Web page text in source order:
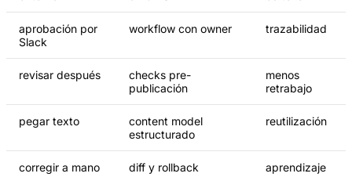
aprobación por
Slack
workflow con owner trazabilidad
revisar después
checks pre-
publicación
menos
retrabajo
pegar texto
content model
estructurado
reutilización
corregir a mano diff y rollback aprendizaje